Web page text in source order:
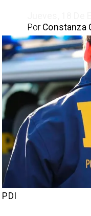
Constanza
Por
PDI